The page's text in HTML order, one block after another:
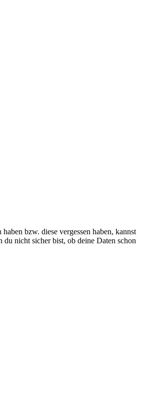
bzw. diese vergessen haben, kannst
du nicht sicher bist, ob deine Daten schon